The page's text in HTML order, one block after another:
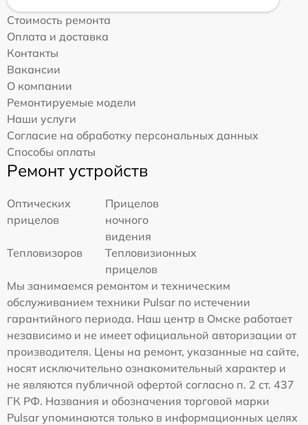
Стоимость ремонта
Оплата и доставка
Контакты
Вакансии
О компании
Ремонтируемые модели
Наши услуги
Согласие на обработку персональных данных
Способы оплаты
Ремонт устройств
Оптических
прицелов
Прицелов
ночного
видения
Тепловизоров
Тепловизионных
прицелов
Мы занимаемся ремонтом и техническим
обслуживанием техники Pulsar по истечении
гарантийного периода. Наш центр в Омске работает
независимо и не имеет официальной авторизации от
производителя. Цены на ремонт, указанные на сайте,
носят исключительно ознакомительный характер и
не являются публичной офертой согласно п. 2 ст. 437
ГК РФ. Названия и обозначения торговой марки
Pulsar упоминаются только в информационных целях